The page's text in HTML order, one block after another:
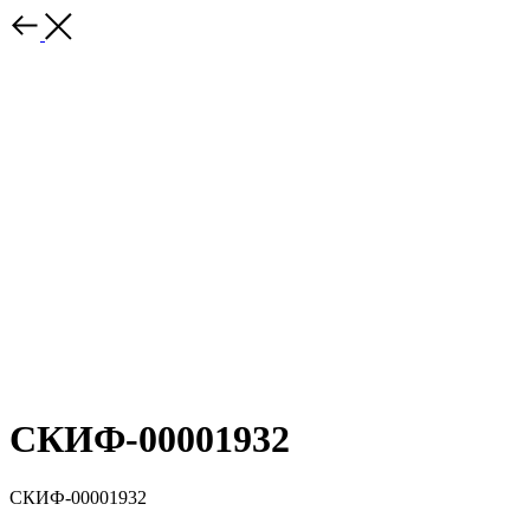
СКИФ-00001932
СКИФ-00001932